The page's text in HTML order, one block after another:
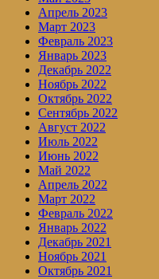
Апрель 2023
Март 2023
Февраль 2023
Январь 2023
Декабрь 2022
Ноябрь 2022
Октябрь 2022
Сентябрь 2022
Август 2022
Июль 2022
Июнь 2022
Май 2022
Апрель 2022
Март 2022
Февраль 2022
Январь 2022
Декабрь 2021
Ноябрь 2021
Октябрь 2021